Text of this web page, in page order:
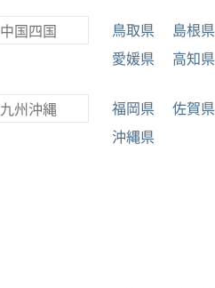
中国四国 鳥取県 島根県
愛媛県
高知県
九州沖縄 福岡県 佐賀県
沖縄県